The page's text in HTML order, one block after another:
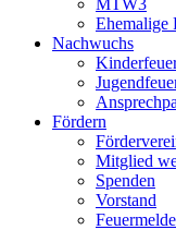
MTW3
Ehemalige
Nachwuchs
Fördern
Mitglied
Spenden
Vorstand